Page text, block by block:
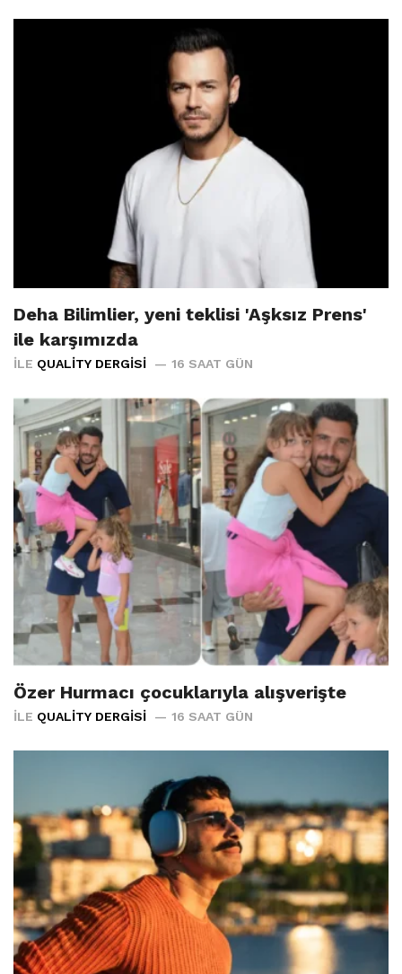
Deha Bilimlier, yeni teklisi 'Aşksız Prens'
ile karşımızda
İLE QUALITY DERGISI 16 SAAT GÜN
Özer Hurmacı çocuklarıyla alışverişte
İLE QUALITY DERGISI 16 SAAT GÜN